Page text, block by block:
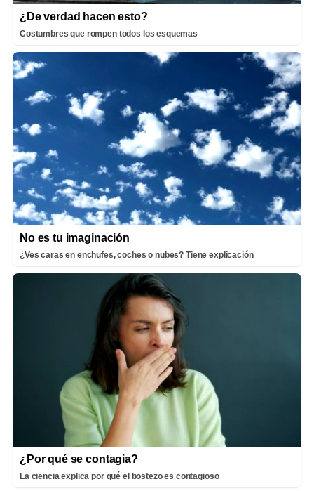
¿De verdad hacen esto?
Costumbres que rompen todos los esquemas
No es tu imaginación
¿Ves caras en enchufes, coches o nubes? Tiene explicación
¿Por qué se contagia?
La ciencia explica por qué el bostezo es contagioso